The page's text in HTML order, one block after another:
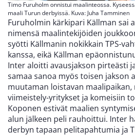
Timo Furuholm onnistui maalinteossa.
maali Turun derbyissä. Kuva: Juha Tamminen
Furuholmin kärkipari Källman sai
nimensä maalintekijöiden
syötti Källmanin nokikkain TPS-
kanssa, eikä Källman
Inter aloitti avausjakson pirteästi
samaa sanoa myös toisen jakson
muutaman loistavan
viimeistely-yritykset ja komeisiin
Koponen estivät maalien
alun jälkeen peli rauhoittui. Inter
derbyn tapaan pelitapahtumia ja